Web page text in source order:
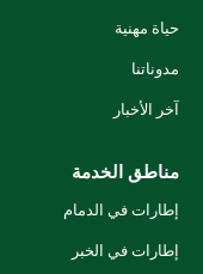
حياة مهنية
مدوناتنا
آخر الأخبار
مناطق الخدمة
إطارات في الدمام
إطارات في الخبر